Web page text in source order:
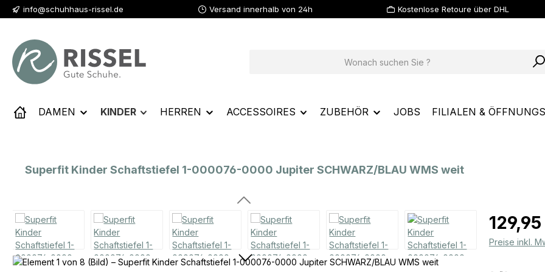
Hauptinhalt springen
Zur Suche springen
Zur Hauptnavigation springen
info@schuhhaus-rissel.de Versand innerhalb von 24h Kostenlose Retoure über DHL
DAMEN KINDER HERREN ACCESSOIRES ZUBEHÖR JOBS FILIALEN &
Superfit Kinder Schaftstiefel 1-000076-0000 Jupiter SCHWARZ/BLAU WMS weit
Bildergalerie überspringen Regulärer
Preise inkl.